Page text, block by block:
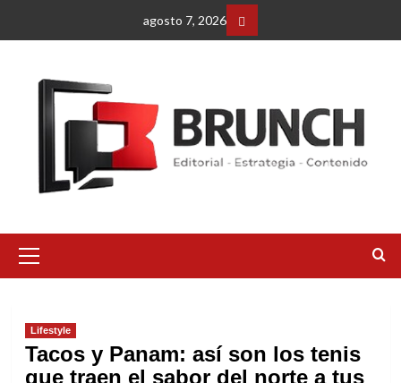
agosto 7, 2026
Facebbok
primario
Lifestyle
Tacos y Panam: así son los tenis
que traen el sabor del norte a tus